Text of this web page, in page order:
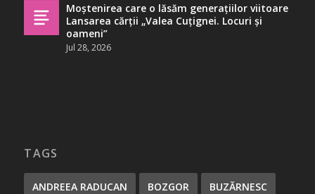
Moștenirea care o lăsăm generațiilor viitoare
Lansarea cărții „Valea Cuțignei. Locuri și
oameni”
Jul 28, 2026
TAGS
ANDREEA RADUCAN BOZGOR BUZĂRNESC